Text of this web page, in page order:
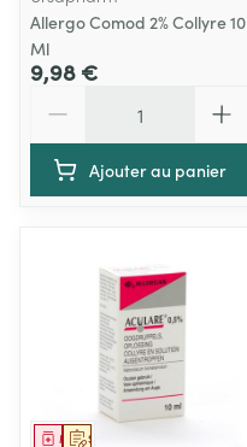
Allergo Comod 2% Collyre 10
Ml
9,98 €
Ajouter au panier
Sur prescription
Médicament